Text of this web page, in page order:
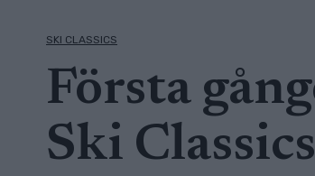
SKI CLASSICS
Första
Ski